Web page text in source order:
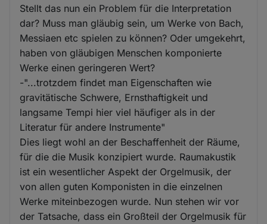
Stellt das nun ein Problem für die Interpretation
dar? Muss man gläubig sein, um Werke von Bach,
Messiaen etc spielen zu können? Oder umgekehrt,
haben von gläubigen Menschen komponierte
Werke einen geringeren Wert?
-"...trotzdem findet man Eigenschaften wie
gravitätische Schwere, Ernsthaftigkeit und
langsame Tempi hier viel häufiger als in der
Literatur für andere Instrumente"
Dies liegt wohl an der Beschaffenheit der Räume,
für die die Musik konzipiert wurde. Raumakustik
ist ein wesentlicher Aspekt der Orgelmusik, der
von allen guten Komponisten in die einzelnen
Werke miteinbezogen wurde. Nun stehen wir vor
der Tatsache, dass ein Großteil der Orgelmusik für